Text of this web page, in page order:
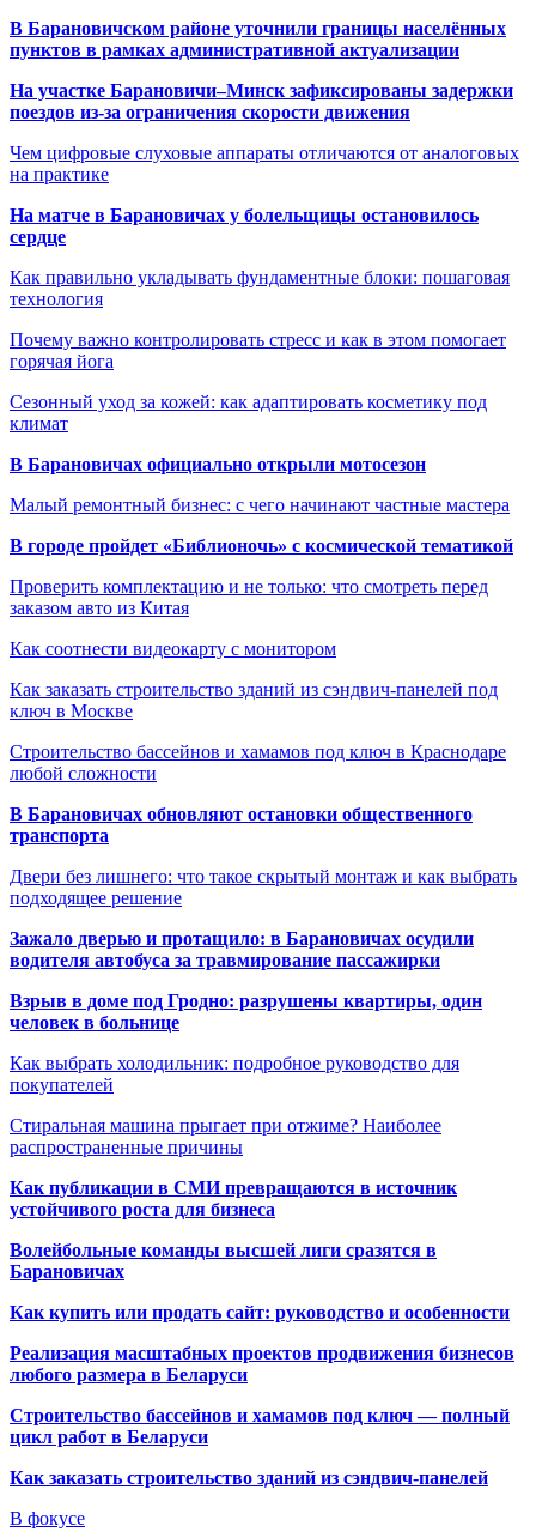
В Барановичском районе уточнили границы населённых
пунктов в рамках административной актуализации
На участке Барановичи–Минск зафиксированы задержки
поездов из-за ограничения скорости движения
Чем цифровые слуховые аппараты отличаются от аналоговых
на практике
На матче в Барановичах у болельщицы остановилось
сердце
Как правильно укладывать фундаментные блоки: пошаговая
технология
Почему важно контролировать стресс и как в этом помогает
горячая йога
Сезонный уход за кожей: как адаптировать косметику под
климат
В Барановичах официально открыли мотосезон
Малый ремонтный бизнес: с чего начинают частные мастера
В городе пройдет «Библионочь» с космической тематикой
Проверить комплектацию и не только: что смотреть перед
заказом авто из Китая
Как соотнести видеокарту с монитором
Как заказать строительство зданий из сэндвич-панелей под
ключ в Москве
Строительство бассейнов и хамамов под ключ в Краснодаре
любой сложности
В Барановичах обновляют остановки общественного
транспорта
Двери без лишнего: что такое скрытый монтаж и как выбрать
подходящее решение
Зажало дверью и протащило: в Барановичах осудили
водителя автобуса за травмирование пассажирки
Взрыв в доме под Гродно: разрушены квартиры, один
человек в больнице
Как выбрать холодильник: подробное руководство для
покупателей
Стиральная машина прыгает при отжиме? Наиболее
распространенные причины
Как публикации в СМИ превращаются в источник
устойчивого роста для бизнеса
Волейбольные команды высшей лиги сразятся в
Барановичах
Как купить или продать сайт: руководство и особенности
Реализация масштабных проектов продвижения бизнесов
любого размера в Беларуси
Строительство бассейнов и хамамов под ключ — полный
цикл работ в Беларуси
Как заказать строительство зданий из сэндвич-панелей
В фокусе